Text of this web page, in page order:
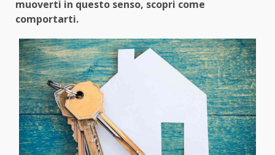
muoverti in questo senso, scopri come
comportarti.